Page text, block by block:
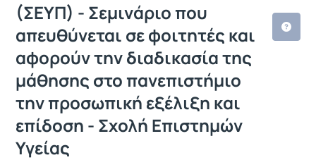
(ΣΕΥΠ) - Σεμινάριο που
απευθύνεται σε φοιτητές και
αφορούν την διαδικασία της
μάθησης στο πανεπιστήμιο
την προσωπική εξέλιξη και
επίδοση - Σχολή Επιστημών
Υγείας